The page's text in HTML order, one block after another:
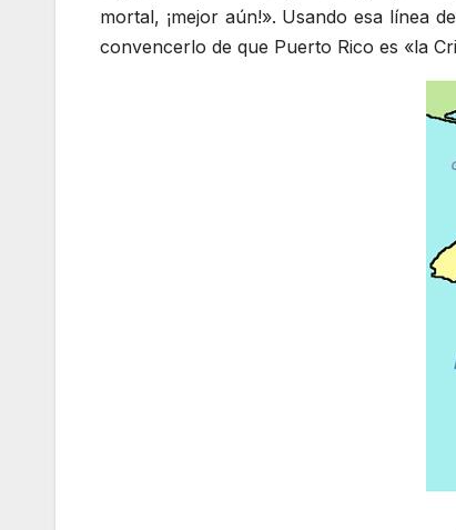
mortal, ¡mejor aún!». Usando esa línea
convencerlo de que Puerto Rico es «la